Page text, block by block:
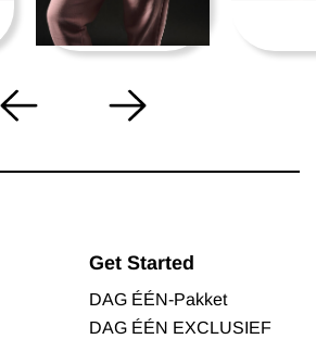
Get Started
DAG ÉÉN-Pakket
DAG ÉÉN EXCLUSIEF